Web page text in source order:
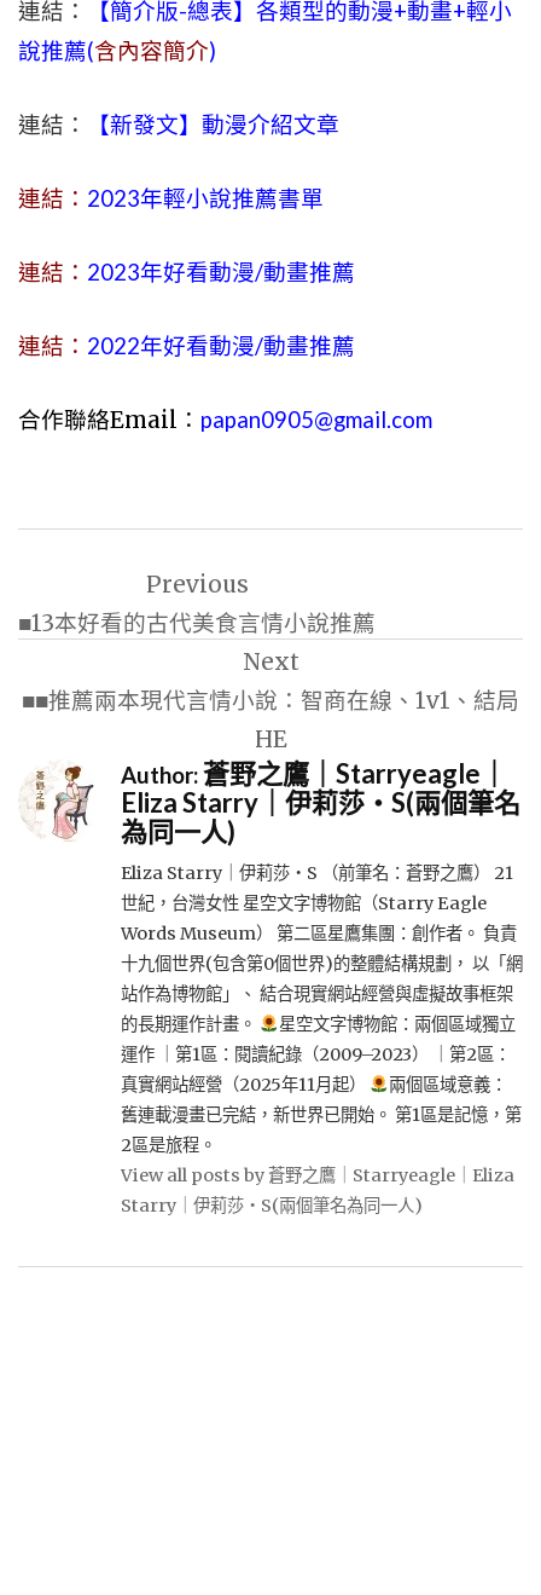
連結：
【簡介版-總表】各類型的動漫+動畫+輕小
說推薦(含內容簡介)
連結： 【新發文】動漫介紹文章
連結： 2023年輕小說推薦書單
連結： 2023年好看動漫/動畫推薦
連結： 2022年好看動漫/動畫推薦
合作聯絡Email： papan0905@gmail.com
導
覽
Previous
■13本好看的古代美食言情小說推薦
Next
■■推薦兩本現代言情小說：智商在線、1v1、結局
HE
Author:蒼野之鷹｜Starryeagle｜
Eliza Starry｜伊莉莎・S(兩個筆名
為同一人)
Eliza Starry｜伊莉莎・S （前筆名：蒼野之鷹） 21
世紀，台灣女性 星空文字博物館（Starry Eagle
Words Museum） 第二區星鷹集團：創作者。 負責
十九個世界(包含第0個世界)的整體結構規劃， 以「網
站作為博物館」、 結合現實網站經營與虛擬故事框架
的長期運作計畫。
星空文字博物館：兩個區域獨立
運作 ｜第1區：閱讀紀錄（2009–2023） ｜第2區：
真實網站經營（2025年11月起）
兩個區域意義：
舊連載漫畫已完結，新世界已開始。 第1區是記憶，第
2區是旅程。
View all posts by 蒼野之鷹｜Starryeagle｜Eliza
Starry｜伊莉莎・S(兩個筆名為同一人)